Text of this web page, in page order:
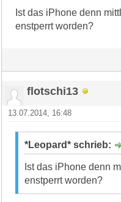
Ist das iPhone denn
enstperrt worden?
flotschi13
13.07.2014, 16:48
*Leopard* schrieb:
Ist das iPhone denn
enstperrt worden?